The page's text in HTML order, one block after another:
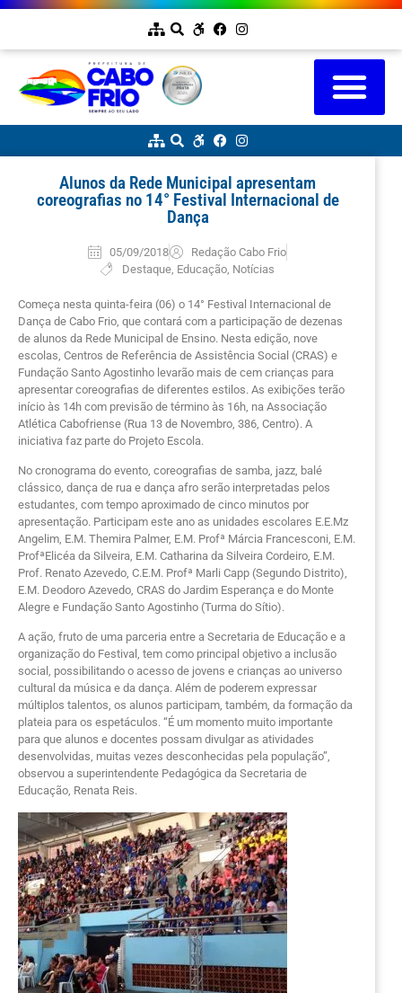
Alunos da Rede Municipal apresentam
coreografias no 14° Festival Internacional de
Dança
05/09/2018
Redação Cabo Frio
Destaque, Educação, Notícias
Começa nesta quinta-feira (06) o 14° Festival Internacional de
Dança de Cabo Frio, que contará com a participação de dezenas
de alunos da Rede Municipal de Ensino. Nesta edição, nove
escolas, Centros de Referência de Assistência Social (CRAS) e
Fundação Santo Agostinho levarão mais de cem crianças para
apresentar coreografias de diferentes estilos. As exibições terão
início às 14h com previsão de término às 16h, na Associação
Atlética Cabofriense (Rua 13 de Novembro, 386, Centro). A
iniciativa faz parte do Projeto Escola.
No cronograma do evento, coreografias de samba, jazz, balé
clássico, dança de rua e dança afro serão interpretadas pelos
estudantes, com tempo aproximado de cinco minutos por
apresentação. Participam este ano as unidades escolares E.E.Mz
Angelim, E.M. Themira Palmer, E.M. Profª Márcia Francesconi, E.M.
ProfªElicéa da Silveira, E.M. Catharina da Silveira Cordeiro, E.M.
Prof. Renato Azevedo, C.E.M. Profª Marli Capp (Segundo Distrito),
E.M. Deodoro Azevedo, CRAS do Jardim Esperança e do Monte
Alegre e Fundação Santo Agostinho (Turma do Sítio).
A ação, fruto de uma parceria entre a Secretaria de Educação e a
organização do Festival, tem como principal objetivo a inclusão
social, possibilitando o acesso de jovens e crianças ao universo
cultural da música e da dança. Além de poderem expressar
múltiplos talentos, os alunos participam, também, da formação da
plateia para os espetáculos. “É um momento muito importante
para que alunos e docentes possam divulgar as atividades
desenvolvidas, muitas vezes desconhecidas pela população”,
observou a superintendente Pedagógica da Secretaria de
Educação, Renata Reis.